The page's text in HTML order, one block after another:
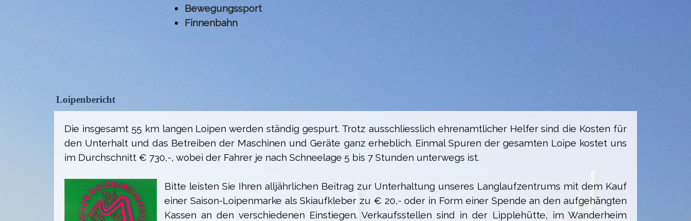
Bewegungssport
Finnenbahn
Loipenbericht
Die insgesamt 55 km langen Loipen werden ständig gespurt. Trotz ausschliesslich ehrenamtlicher Helfer sind die Kosten für
den Unterhalt und das Betreiben der Maschinen und Geräte ganz erheblich. Einmal Spuren der gesamten Loipe kostet uns
im Durchschnitt € 730,-, wobei der Fahrer je nach Schneelage 5 bis 7 Stunden unterwegs ist.
Bitte leisten Sie Ihren alljährlichen Beitrag zur Unterhaltung unseres Langlaufzentrums mit dem Kauf
einer Saison-Loipenmarke als Skiaufkleber zu € 20,- oder in Form einer Spende an den aufgehängten
Kassen an den verschiedenen Einstiegen. Verkaufsstellen sind in der Lipplehütte, im Wanderheim